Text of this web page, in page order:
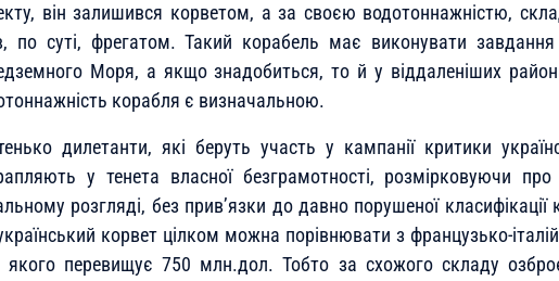
він залишився корветом, а за своєю водотоннажністю,
по суті, фрегатом. Такий корабель має виконувати
Моря, а якщо знадобиться, то й у віддаленіших
корабля є визначальною.
дилетанти, які беруть участь у кампанії критики
у тенета власної безграмотності, розмірковуючи про
розгляді, без прив’язки до давно порушеної класифікації
корвет цілком можна порівнювати з французько-
якого перевищує 750 млн.дол. Тобто за схожого складу